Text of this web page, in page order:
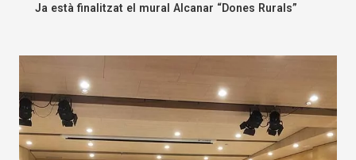
Ja està finalitzat el mural Alcanar “Dones Rurals”